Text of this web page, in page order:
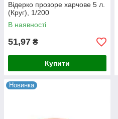
Відерко прозоре харчове 5 л.
(Круг), 1/200
В наявності
51,97 ₴
Купити
Новинка